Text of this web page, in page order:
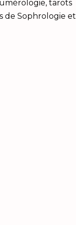
tarots
de Sophrologie et
developpement
Développement